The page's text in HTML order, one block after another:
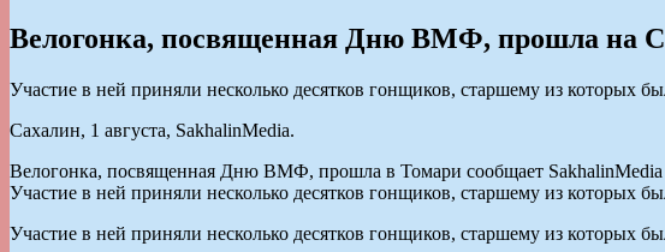
Велогонка, посвященная Дню ВМФ, прошла на
Участие в ней приняли несколько десятков гонщиков, старшему из которых
Сахалин, 1 августа, SakhalinMedia.
Велогонка, посвященная Дню ВМФ, прошла в Томари сообщает SakhalinMedia
Участие в ней приняли несколько десятков гонщиков, старшему из которых
Участие в ней приняли несколько десятков гонщиков, старшему из которых